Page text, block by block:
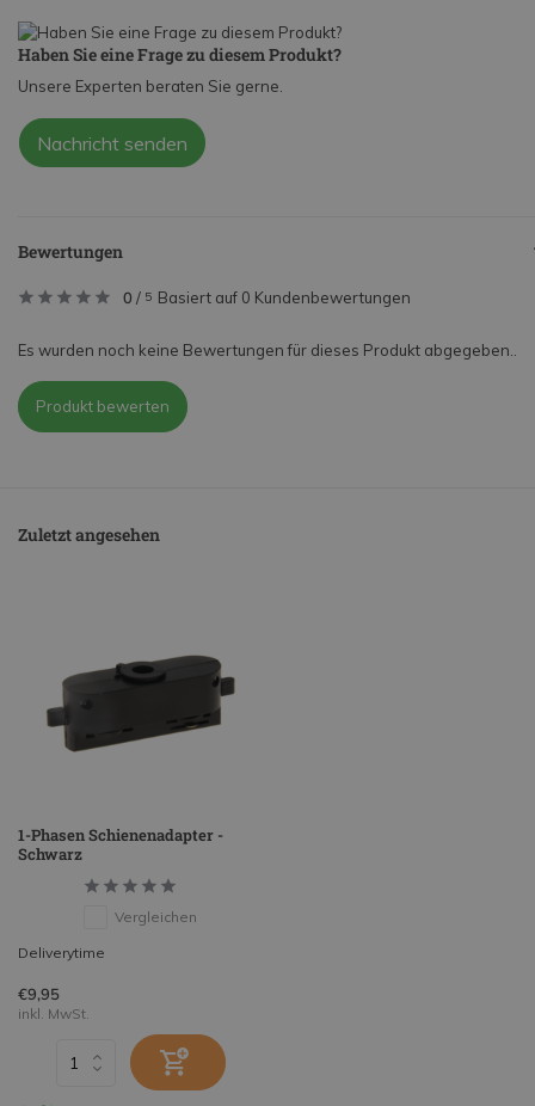
Haben Sie eine Frage zu diesem Produkt?
Unsere Experten beraten Sie gerne.
Nachricht senden
Bewertungen
0 / 5 Basiert auf 0 Kundenbewertungen
Es wurden noch keine Bewertungen für dieses Produkt abgegeben..
Produkt bewerten
Zuletzt angesehen
1-Phasen Schienenadapter -
Schwarz
Vergleichen
Deliverytime
€9,95
inkl. MwSt.